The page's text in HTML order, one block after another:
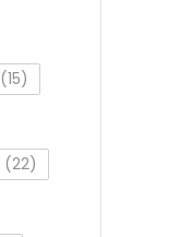
(15)
(22)